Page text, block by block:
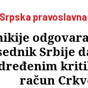
Srpska
Srbije
račun